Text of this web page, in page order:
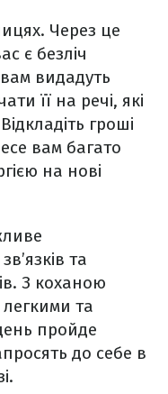
Через це
є безліч
видадуть
її на речі, які
гроші
вам багато
на нові
та
З коханою
та
пройде
до себе в